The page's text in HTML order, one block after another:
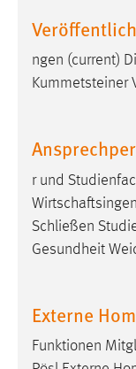
ngen (current)
Kummetsteiner
r und
Schließen
Gesundheit
Externe
Funktionen
Name:
Zweck:
Name:
Zweck:
Chat